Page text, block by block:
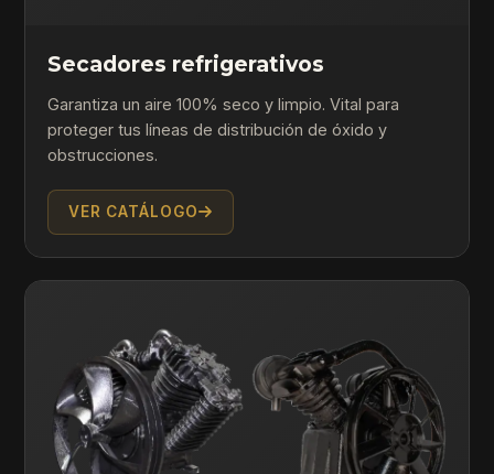
Secadores refrigerativos
Garantiza un aire 100% seco y limpio. Vital para
proteger tus líneas de distribución de óxido y
obstrucciones.
VER CATÁLOGO